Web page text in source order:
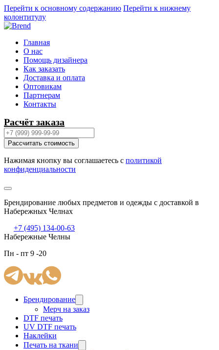
Перейти к основному содержанию Перейти к нижнему
колонтитулу
Главная
О нас
Помощь дизайнера
Как заказать
Доставка и оплата
Оптовикам
Партнерам
Контакты
Расчёт заказа
Рассчитать стоимость
Нажимая кнопку вы соглашаетесь с политикой
конфиденциальности
Брендирование любых предметов и одежды с доставкой в
Набережных Челнах
+7 (495) 134-00-63
Набережные Челны
Пн - пт 9 -20
Брендирование
Мерч на заказ
DTF печать
UV DTF печать
Наклейки
Печать на ткани